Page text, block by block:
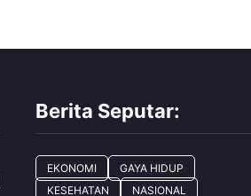
Berita Seputar:
EKONOMI
GAYA HIDUP
KESEHATAN
NASIONAL